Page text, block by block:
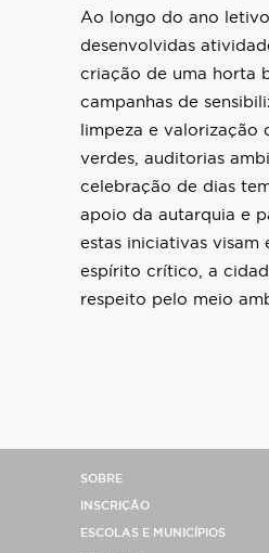
Ao longo do ano
desenvolvidas
criação de uma horta
campanhas de
limpeza e valorização
verdes, auditorias
celebração de dias
apoio da autarquia e
estas iniciativas visam
espírito crítico, a
respeito pelo meio
SOBRE
INSCRIÇÃO
ESCOLAS E MUNICÍPIOS